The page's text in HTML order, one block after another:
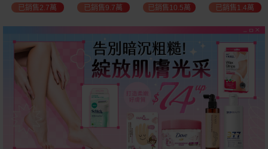
已銷售2.7萬 已銷售9.7萬 已銷售10.5萬 已銷售1.4萬